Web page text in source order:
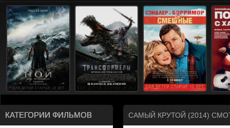
КАТЕГОРИИ ФИЛЬМОВ САМЫЙ КРУТОЙ (2014)